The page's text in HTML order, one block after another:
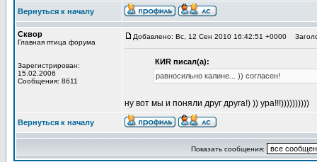
Вернуться к началу
Сквор
Главная птица форума
Зарегистрирован:
15.02.2006
Сообщения: 8611
Добавлено: Вс, 12 Сен 2010 16:42:51 +0000
КИR писал(а):
равносильно калине... )) согласен!
ну вот мы и поняли друг друга!) )) ура!!!))))))))))
Вернуться к началу
Показать сообщения: